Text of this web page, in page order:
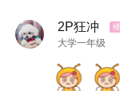
2P狂冲
大学一年级